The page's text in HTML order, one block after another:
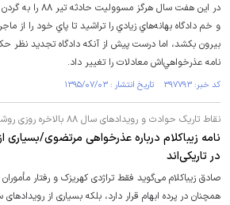
در اين هفت سال
و خم دادگاه بهانه‌هاي زيادي را تراشيد تا پاي خود را از
بيرون بكشد، اما درست پيش از آنكه دادگاه تجديد نظر
نامه عذرخواهي‌اش معادلات را تغيير داد.
کد خبر: ۳۹۷۷۹۳ تاریخ انتشار : ۱۳۹۵/۰۷/۰۳
نقاط تاریک حوادث و رویدادهای سال ۸۸ بالاخره روزی روشن خواهند شد
در تاریکی‌اند
صادق زیباکلام می‌گوید فقط تراژدی کهریزک و رفتار